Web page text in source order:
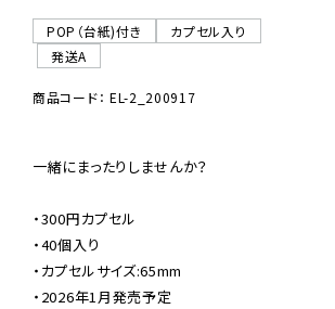
POP（台紙)付き
カプセル入り
発送A
商品コード： EL-2_200917
一緒にまったりしませんか？
・300円カプセル
・40個入り
・カプセルサイズ:65mm
・2026年1月発売予定